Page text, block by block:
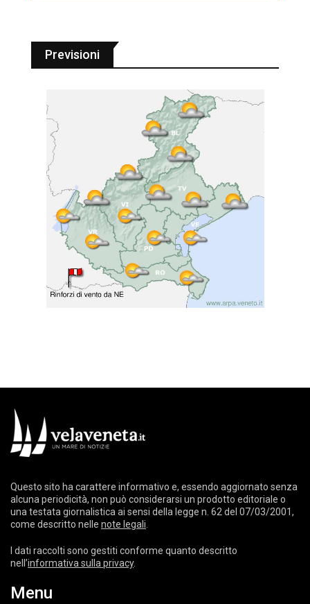
Previsioni
Questo sito ha carattere informativo e, essendo aggiornato senza
alcuna periodicità, non può considerarsi un prodotto editoriale o
una testata giornalistica ai sensi della legge n. 62 del 07/03/2001,
come descritto nelle note legali.
I dati raccolti sono gestiti conforme quanto descritto
nell’informativa sulla privacy.
Menu